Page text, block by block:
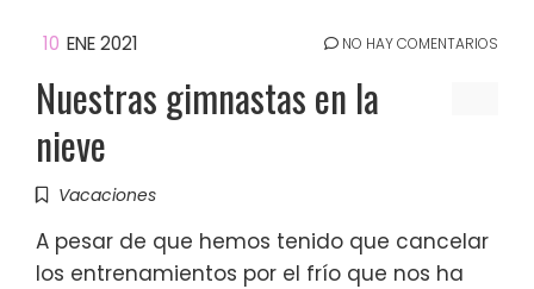
10 ENE 2021 NO HAY COMENTARIOS
Nuestras gimnastas en la
nieve
Vacaciones
A pesar de que hemos tenido que cancelar
los entrenamientos por el frío que nos ha